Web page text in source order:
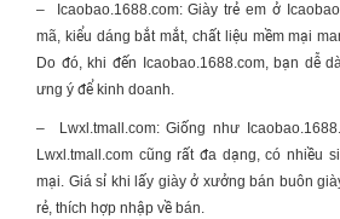
–
Icaobao.1688.com: Giày trẻ em ở
mã, kiểu dáng bắt mắt, chất liệu mềm mại
Do đó, khi đến Icaobao.1688.com, bạn dễ
ưng ý để kinh doanh.
–
Lwxl.tmall.com: Giống như
Lwxl.tmall.com cũng rất đa dạng, có nhiều
mại. Giá sỉ khi lấy giày ở xưởng bán buôn
rẻ, thích hợp nhập về bán.